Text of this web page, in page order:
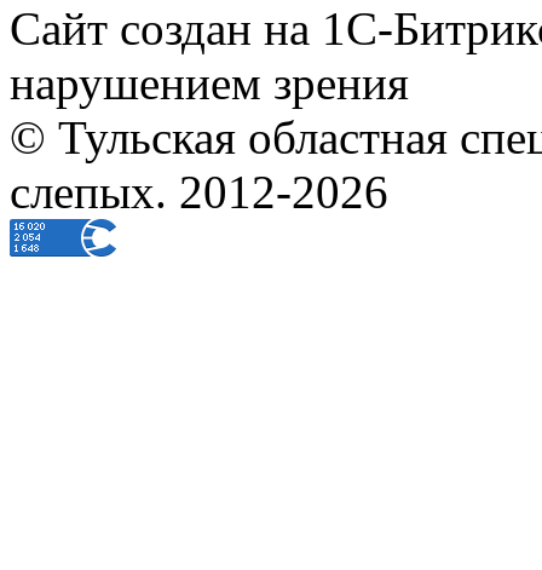
Сайт создан на 1С-
нарушением зрения
© Тульская областная
слепых. 2012-2026